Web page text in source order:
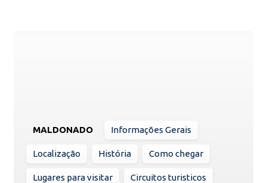
MALDONADO Informações Gerais
Localização História Como chegar
Lugares para visitar Circuitos turisticos